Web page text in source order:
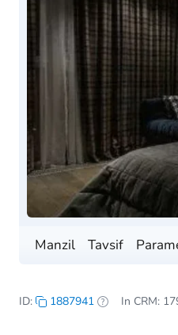
Manzil Tavsif
ID: 1887941 In CRM: